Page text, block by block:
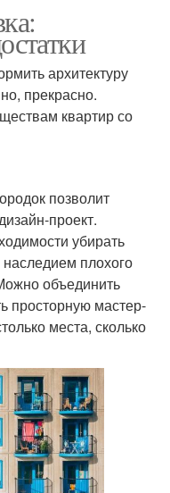
архитектуру
прекрасно.
квартир со
позволит
проект.
убирать
плохого
объединить
просторную мастер-
места, сколько